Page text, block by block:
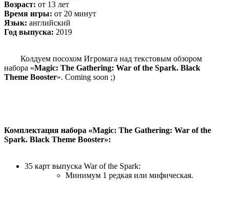
Возраст: от 13 лет
Время игры: от 20 минут
Язык: английский
Год выпуска: 2019
Колдуем посохом Игромага над текстовым обзором
набора «Magic: The Gathering: War of the Spark. Black
Theme Booster». Coming soon ;)
Комплектация набора «Magic: The Gathering: War of the
Spark. Black Theme Booster»:
35 карт выпуска War of the Spark:
Минимум 1 редкая или мифическая.